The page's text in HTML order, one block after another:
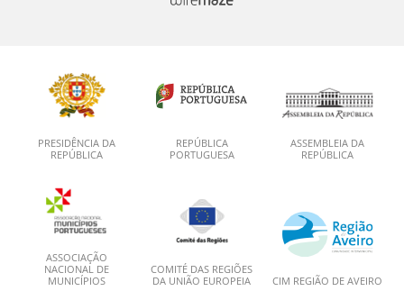
PRESIDÊNCIA DA
REPÚBLICA
REPÚBLICA
PORTUGUESA
ASSEMBLEIA DA
REPÚBLICA
ASSOCIAÇÃO
NACIONAL DE
MUNICÍPIOS
COMITÉ DAS REGIÕES
DA UNIÃO EUROPEIA
CIM REGIÃO DE AVEIRO